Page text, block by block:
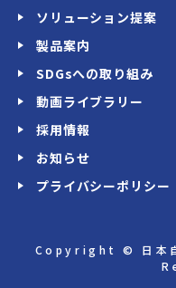
ソリューション提案
製品案内
SDGsへの取り組み
動画ライブラリー
採用情報
お知らせ
プライバシーポリシー
Copyright © 日本